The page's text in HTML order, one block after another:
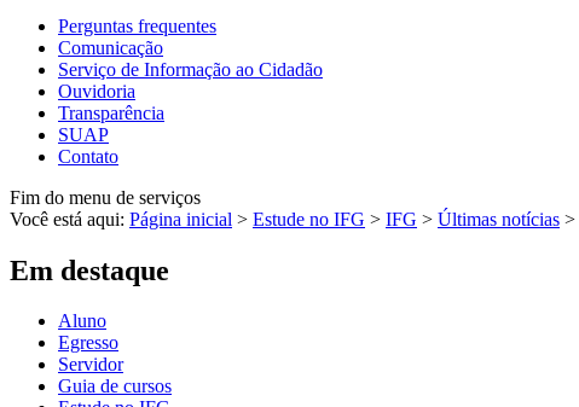
Perguntas frequentes
Comunicação
Serviço de Informação ao Cidadão
Ouvidoria
Transparência
SUAP
Contato
Fim do menu de serviços
Você está aqui: Página inicial > Estude no IFG > IFG > Últimas notícias >
Em destaque
Aluno
Egresso
Servidor
Guia de cursos